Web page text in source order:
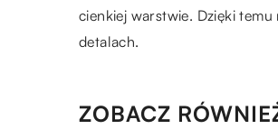
cienkiej warstwie. Dzięki
detalach.
ZOBACZ